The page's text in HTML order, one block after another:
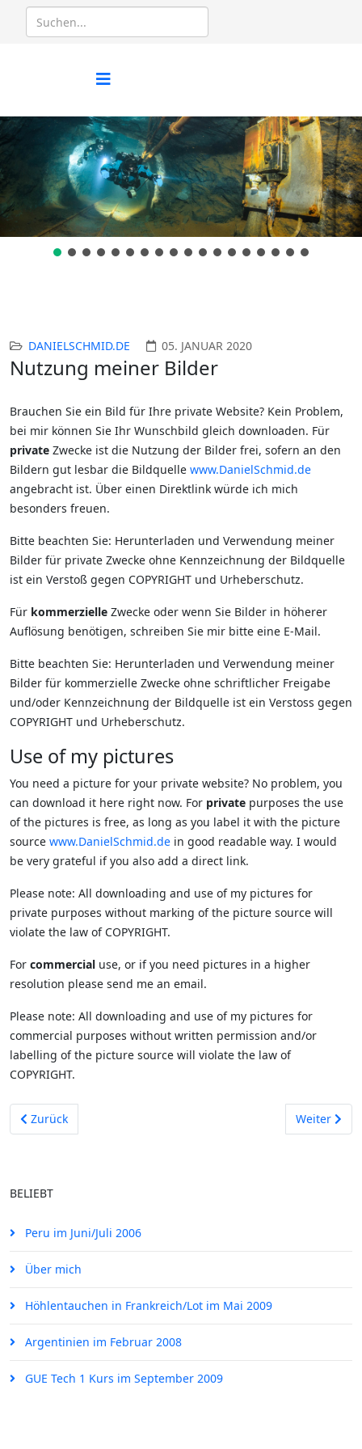
DANIELSCHMID.DE 05. JANUAR 2020
Nutzung meiner Bilder
Brauchen Sie ein Bild für Ihre private Website? Kein Problem,
bei mir können Sie Ihr Wunschbild gleich downloaden. Für
private Zwecke ist die Nutzung der Bilder frei, sofern an den
Bildern gut lesbar die Bildquelle www.DanielSchmid.de
angebracht ist. Über einen Direktlink würde ich mich
besonders freuen.
Bitte beachten Sie: Herunterladen und Verwendung meiner
Bilder für private Zwecke ohne Kennzeichnung der Bildquelle
ist ein Verstoß gegen COPYRIGHT und Urheberschutz.
Für kommerzielle Zwecke oder wenn Sie Bilder in höherer
Auflösung benötigen, schreiben Sie mir bitte eine E-Mail.
Bitte beachten Sie: Herunterladen und Verwendung meiner
Bilder für kommerzielle Zwecke ohne schriftlicher Freigabe
und/oder Kennzeichnung der Bildquelle ist ein Verstoss gegen
COPYRIGHT und Urheberschutz.
Use of my pictures
You need a picture for your private website? No problem, you
can download it here right now. For private purposes the use
of the pictures is free, as long as you label it with the picture
source www.DanielSchmid.de in good readable way. I would
be very grateful if you also add a direct link.
Please note: All downloading and use of my pictures for
private purposes without marking of the picture source will
violate the law of COPYRIGHT.
For commercial use, or if you need pictures in a higher
resolution please send me an email.
Please note: All downloading and use of my pictures for
commercial purposes without written permission and/or
labelling of the picture source will violate the law of
COPYRIGHT.
Vorheriger Beitrag: Veröffentlichungen
Zurück Nächster
Weiter
BELIEBT
Peru im Juni/Juli 2006
Über mich
Höhlentauchen in Frankreich/Lot im Mai 2009
Argentinien im Februar 2008
GUE Tech 1 Kurs im September 2009